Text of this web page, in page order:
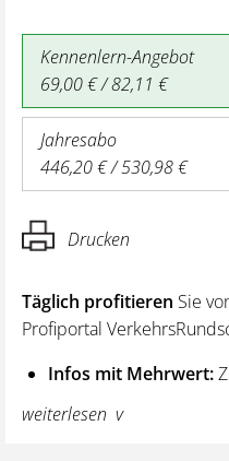
Kennenlern-Angebot
69,00 € / 82,11 €
Jahresabo
446,20 € / 530,98 €
Drucken
Täglich profitieren Sie
Profiportal
Infos mit Mehrwert:
und
wie z. B. bei den Lenk-
weiterlesen